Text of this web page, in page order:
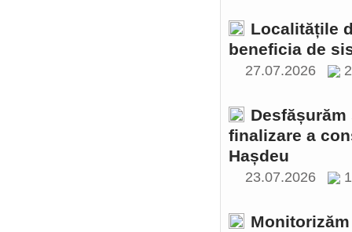
Localitățile
beneficia de
27.07.2026
finalizare a
Hașdeu
23.07.2026